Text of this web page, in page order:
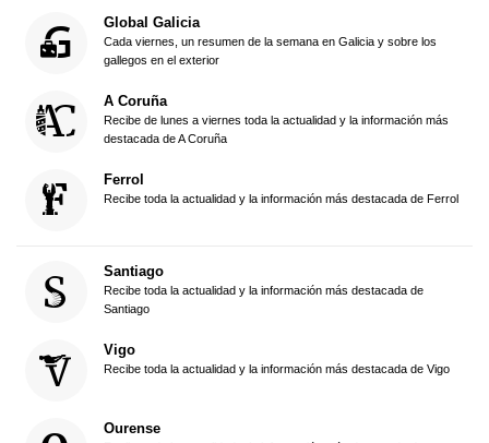
Global Galicia
Cada viernes, un resumen de la semana en Galicia y sobre los
gallegos en el exterior
A Coruña
Recibe de lunes a viernes toda la actualidad y la información más
destacada de A Coruña
Ferrol
Recibe toda la actualidad y la información más destacada de Ferrol
Santiago
Recibe toda la actualidad y la información más destacada de
Santiago
Vigo
Recibe toda la actualidad y la información más destacada de Vigo
Ourense